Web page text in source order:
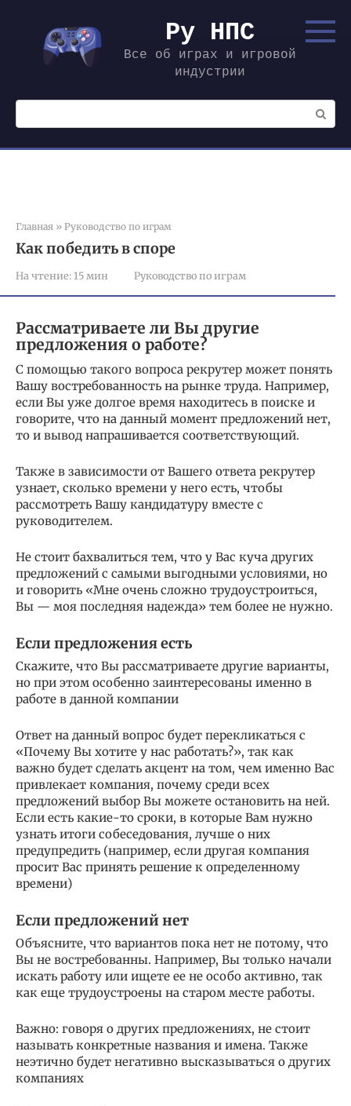
контенту
Ру НПС
Все об играх и игровой
индустрии
Поиск:
Главная » Руководство по играм
Как победить в споре
На чтение: 15 мин Руководство по играм
Рассматриваете ли Вы другие
предложения о работе?
С помощью такого вопроса рекрутер может понять
Вашу востребованность на рынке труда. Например,
если Вы уже долгое время находитесь в поиске и
говорите, что на данный момент предложений нет,
то и вывод напрашивается соответствующий.
Также в зависимости от Вашего ответа рекрутер
узнает, сколько времени у него есть, чтобы
рассмотреть Вашу кандидатуру вместе с
руководителем.
Не стоит бахвалиться тем, что у Вас куча других
предложений с самыми выгодными условиями, но
и говорить «Мне очень сложно трудоустроиться,
Вы — моя последняя надежда» тем более не нужно.
Если предложения есть
Скажите, что Вы рассматриваете другие варианты,
но при этом особенно заинтересованы именно в
работе в данной компании
Ответ на данный вопрос будет перекликаться с
«Почему Вы хотите у нас работать?», так как
важно будет сделать акцент на том, чем именно Вас
привлекает компания, почему среди всех
предложений выбор Вы можете остановить на ней.
Если есть какие-то сроки, в которые Вам нужно
узнать итоги собеседования, лучше о них
предупредить (например, если другая компания
просит Вас принять решение к определенному
времени)
Если предложений нет
Объясните, что вариантов пока нет не потому, что
Вы не востребованны. Например, Вы только начали
искать работу или ищете ее не особо активно, так
как еще трудоустроены на старом месте работы.
Важно: говоря о других предложениях, не стоит
называть конкретные названия и имена. Также
неэтично будет негативно высказываться о других
компаниях